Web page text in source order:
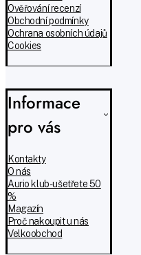
Ověřování recenzí
Obchodní podmínky
Ochrana osobních údajů
Cookies
Informace
pro vás
Kontakty
O nás
Aurio klub - ušetřete 50
%
Magazín
Proč nakoupit u nás
Velkoobchod